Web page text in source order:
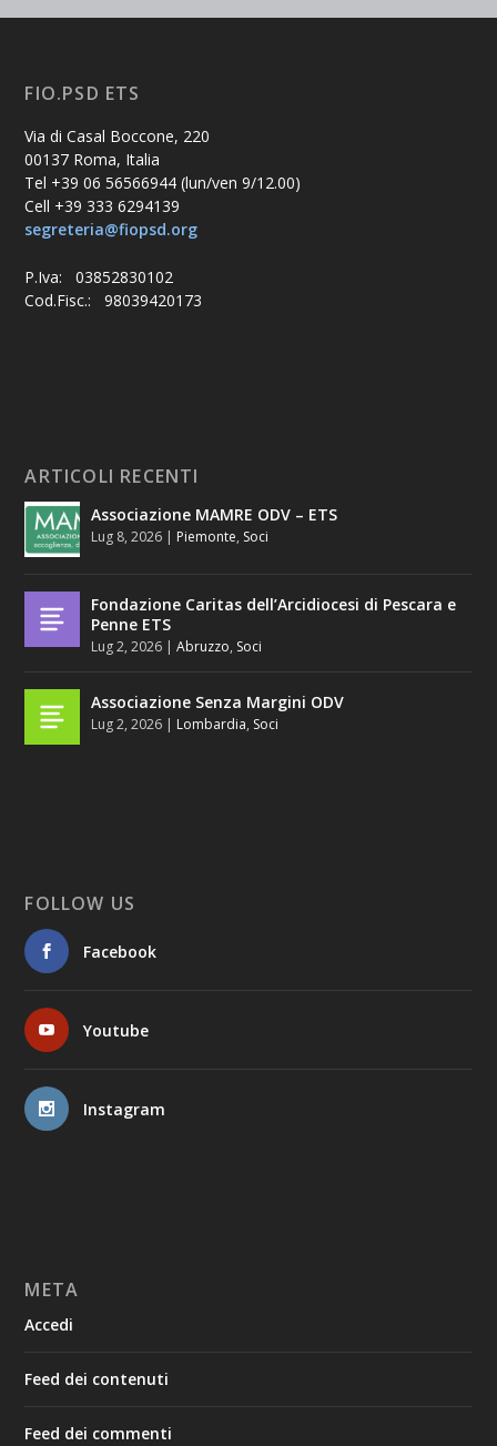
FIO.PSD ETS
Via di Casal Boccone, 220
00137 Roma, Italia
Tel +39 06 56566944 (lun/ven 9/12.00)
Cell +39 333 6294139
segreteria@fiopsd.org
P.Iva: 03852830102
Cod.Fisc.: 98039420173
ARTICOLI RECENTI
Associazione MAMRE ODV – ETS
Lug 8, 2026 | Piemonte, Soci
Fondazione Caritas dell’Arcidiocesi di Pescara e
Penne ETS
Lug 2, 2026 |Abruzzo, Soci
Associazione Senza Margini ODV
Lug 2, 2026 | Lombardia, Soci
FOLLOW US
Facebook
Youtube
Instagram
META
Accedi
Feed dei contenuti
Feed dei commenti